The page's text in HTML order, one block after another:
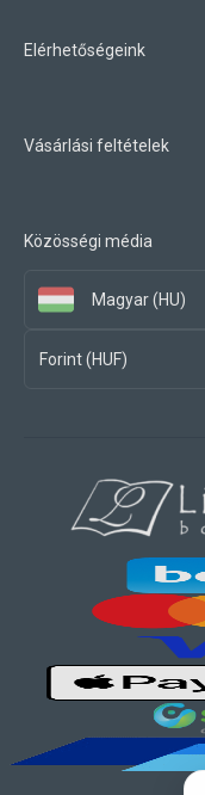
Elérhetőségeink
Vásárlási feltételek
Közösségi média
Magyar (HU)
Forint (HUF)